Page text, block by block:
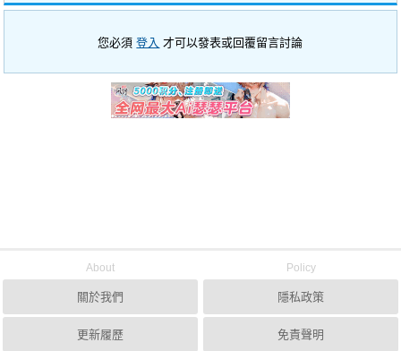
您必須登入 才可以發表或回覆留言討論
About
關於我們
更新履歷
Policy
隱私政策
免責聲明